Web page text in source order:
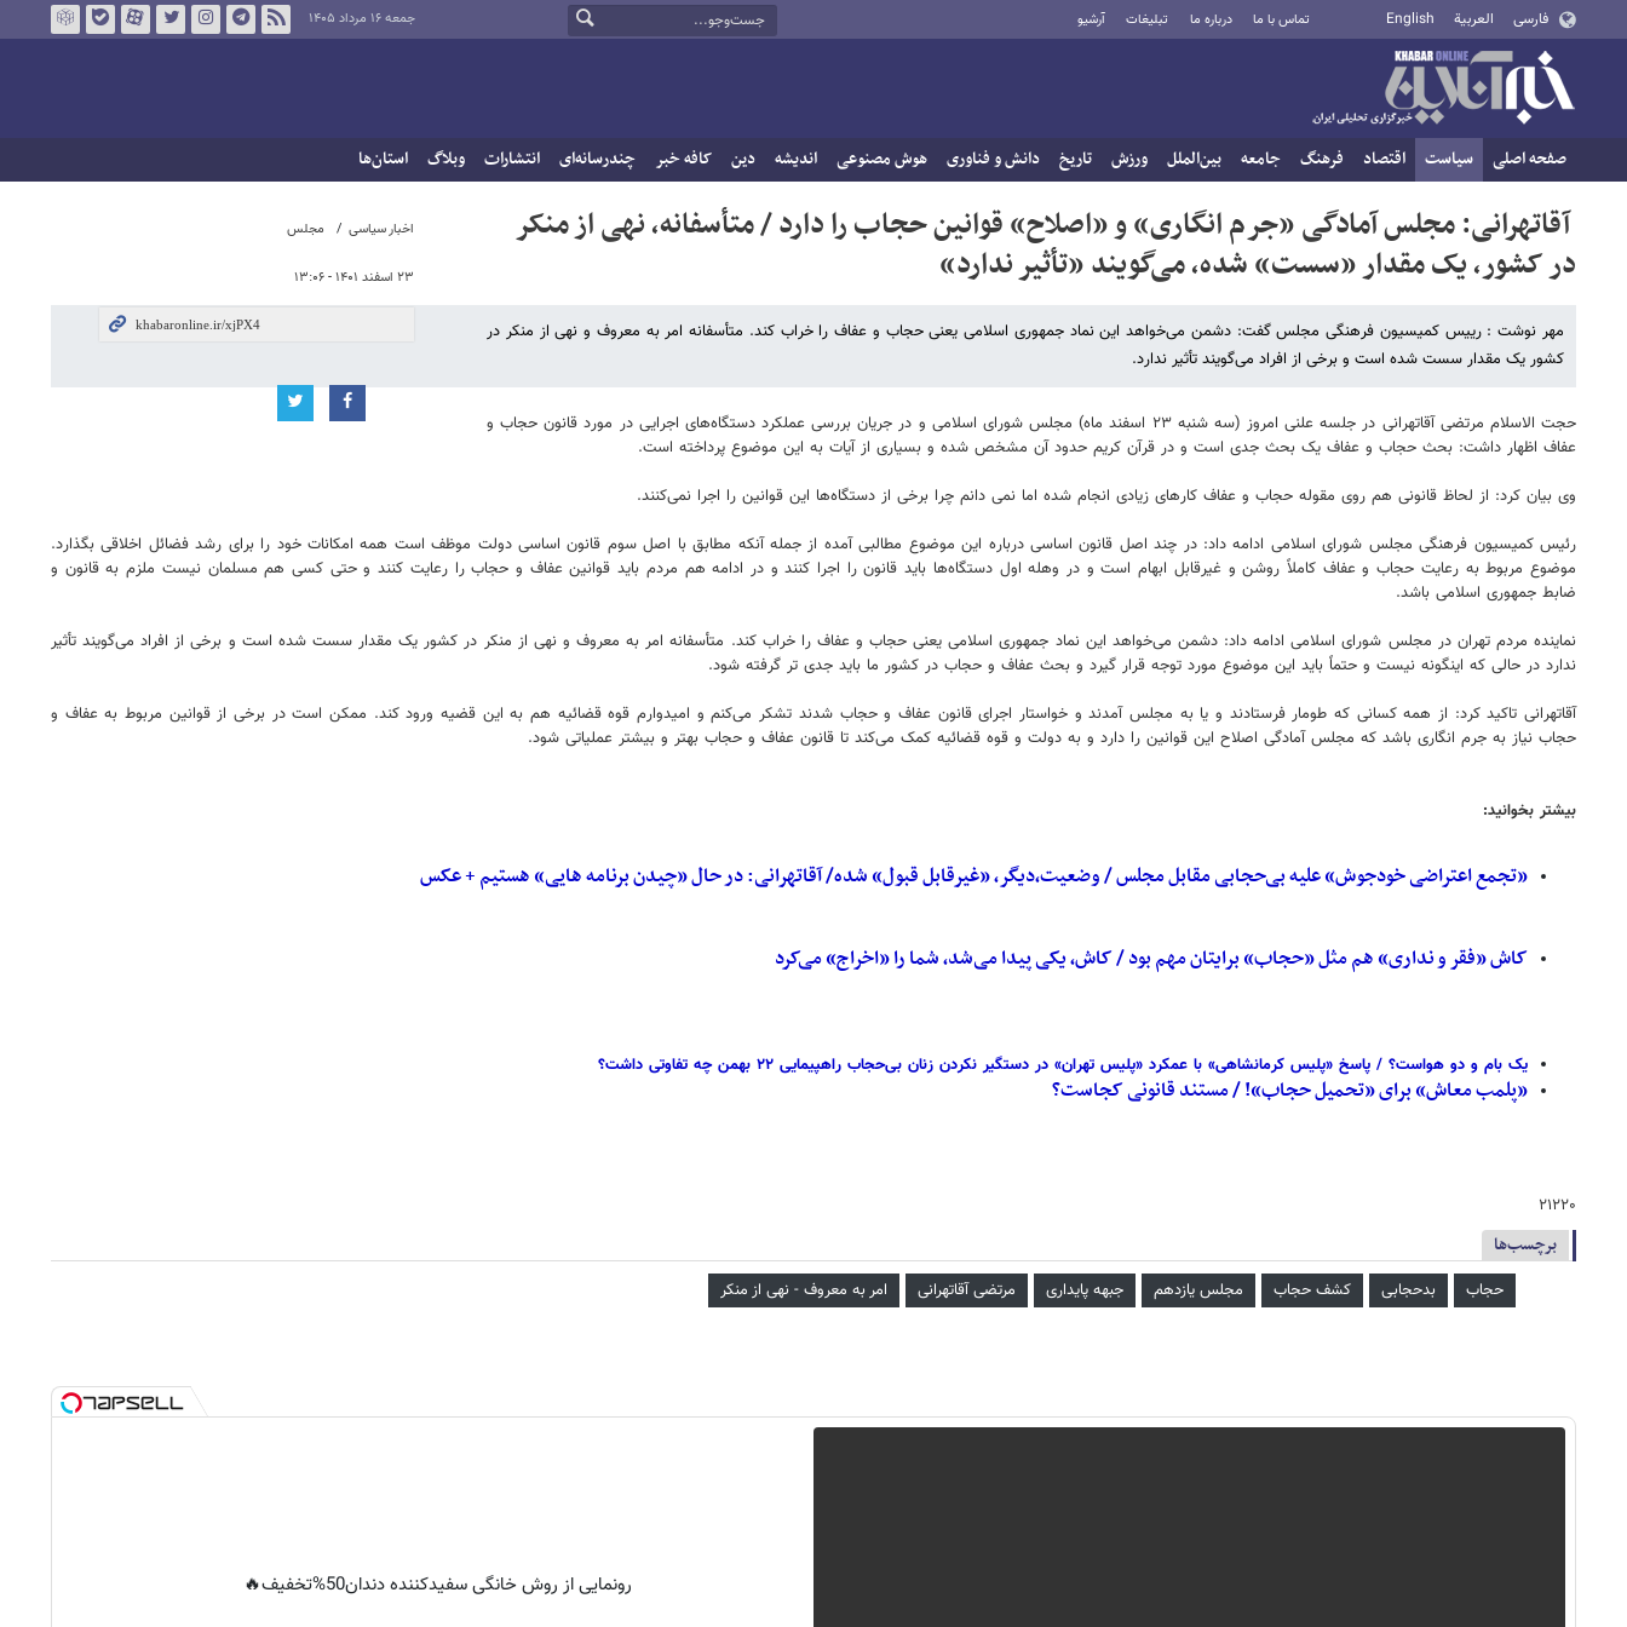
فارسی العربية English تماس با ما درباره ما تبلیغات آرشیو جمعه ۱۶ مرداد ۱۴۰۵
صفحه اصلی سیاست اقتصاد فرهنگ جامعه بین‌الملل ورزش تاریخ دانش و فناوری هوش مصنوعی اندیشه دین کافه خبر چندرسانه‌ای انتشارات وبلاگ استان‌ها
اخبار سیاسی مجلس
۲۳ اسفند ۱۴۰۱ - ۱۳:۰۶
آقاتهرانی: مجلس آمادگی «جرم انگاری» و «اصلاح» قوانین حجاب را دارد / متأسفانه‌، نهی از منکر
در کشور، یک مقدار «سست» شده، می‌گویند «تأثیر ندارد»
مهر نوشت : رییس کمیسیون فرهنگی مجلس گفت: دشمن می‌خواهد این نماد جمهوری اسلامی یعنی حجاب و عفاف را خراب کند. متأسفانه امر به معروف و نهی از منکر در
کشور یک مقدار سست شده است و برخی از افراد می‌گویند تأثیر ندارد.
حجت الاسلام مرتضی آقاتهرانی در جلسه علنی امروز (سه شنبه ۲۳ اسفند ماه) مجلس شورای اسلامی و در جریان بررسی عملکرد دستگاه‌های اجرایی در مورد قانون حجاب و
عفاف اظهار داشت: بحث حجاب و عفاف یک بحث جدی است و در قرآن کریم حدود آن مشخص شده و بسیاری از آیات به این موضوع پرداخته است.
وی بیان کرد: از لحاظ قانونی هم روی مقوله حجاب و عفاف کارهای زیادی انجام شده اما نمی دانم چرا برخی از دستگاه‌ها این قوانین را اجرا نمی‌کنند.
رئیس کمیسیون فرهنگی مجلس شورای اسلامی ادامه داد: در چند اصل قانون اساسی درباره این موضوع مطالبی آمده از جمله آنکه مطابق با اصل سوم قانون اساسی دولت موظف است همه امکانات خود را برای رشد فضائل اخلاقی بگذارد.
موضوع مربوط به رعایت حجاب و عفاف کاملاً روشن و غیرقابل ابهام است و در وهله اول دستگاه‌ها باید قانون را اجرا کنند و در ادامه هم مردم باید قوانین عفاف و حجاب را رعایت کنند و حتی کسی هم مسلمان نیست ملزم به قانون و
ضابط جمهوری اسلامی باشد.
نماینده مردم تهران در مجلس شورای اسلامی ادامه داد: دشمن می‌خواهد این نماد جمهوری اسلامی یعنی حجاب و عفاف را خراب کند. متأسفانه امر به معروف و نهی از منکر در کشور یک مقدار سست شده است و برخی از افراد می‌گویند تأثیر
ندارد در حالی که اینگونه نیست و حتماً باید این موضوع مورد توجه قرار گیرد و بحث عفاف و حجاب در کشور ما باید جدی تر گرفته شود.
آقاتهرانی تاکید کرد: از همه کسانی که طومار فرستادند و یا به مجلس آمدند و خواستار اجرای قانون عفاف و حجاب شدند تشکر می‌کنم و امیدوارم قوه قضائیه هم به این قضیه ورود کند. ممکن است در برخی از قوانین مربوط به عفاف و
حجاب نیاز به جرم انگاری باشد که مجلس آمادگی اصلاح این قوانین را دارد و به دولت و قوه قضائیه کمک می‌کند تا قانون عفاف و حجاب بهتر و بیشتر عملیاتی شود.
بیشتر بخوانید:
«تجمع اعتراضی خودجوش» علیه بی‌حجابی مقابل مجلس / وضعیت،دیگر، «غیرقابل قبول» شده/ آقاتهرانی: در حال «چیدن برنامه هایی» هستیم + عکس
کاش «فقر و نداری» هم مثل «حجاب» برایتان مهم بود / کاش، یکی پیدا می‌شد، شما را «اخراج» می‌کرد
یک بام و دو هواست؟ / پاسخ «پلیس کرمانشاهی» با عمکرد «پلیس تهران» در دستگیر نکردن زنان بی‌حجاب راهپیمایی ۲۲ بهمن چه تفاوتی داشت؟
«پلمب معاش» برای «تحمیل حجاب»! / مستند قانونی کجاست؟
۲۱۲۲۰
برچسب‌ها
حجاب بدحجابی کشف حجاب مجلس یازدهم جبهه پایداری مرتضی آقاتهرانی امر به معروف - نهی از منکر
رونمایی از روش خانگی سفیدکننده دندان50%تخفیف🔥